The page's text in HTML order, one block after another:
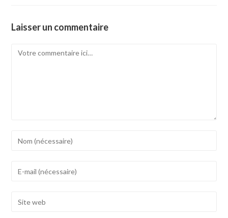
Laisser un commentaire
Comment
to
address